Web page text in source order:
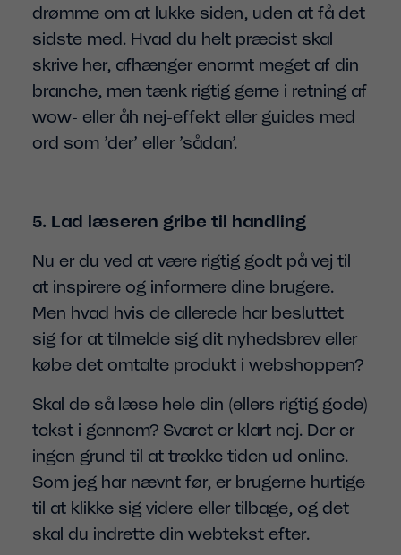
drømme om at lukke siden, uden at få det
sidste med. Hvad du helt præcist skal
skrive her, afhænger enormt meget af din
branche, men tænk rigtig gerne i retning af
wow- eller åh nej-effekt eller guides med
ord som ’der’ eller ’sådan’.
5. Lad læseren gribe til handling
Nu er du ved at være rigtig godt på vej til
at inspirere og informere dine brugere.
Men hvad hvis de allerede har besluttet
sig for at tilmelde sig dit nyhedsbrev eller
købe det omtalte produkt i webshoppen?
Skal de så læse hele din (ellers rigtig gode)
tekst i gennem? Svaret er klart nej. Der er
ingen grund til at trække tiden ud online.
Som jeg har nævnt før, er brugerne hurtige
til at klikke sig videre eller tilbage, og det
skal du indrette din webtekst efter.